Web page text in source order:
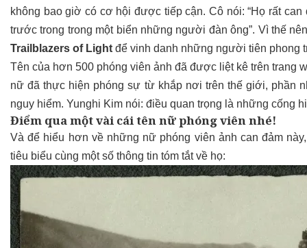
không bao giờ có cơ hội được tiếp cận. Cô nói: “Họ rất
trước trong trong một biển những người đàn ông”. Vì thế
Trailblazers of Light để vinh danh những người tiên phong
Tên của hơn 500 phóng viên ảnh đã được liệt kê trên trang
nữ đã thực hiện phóng sự từ khắp nơi trên thế giới, phần
nguy hiểm. Yunghi Kim nói: điều quan trọng là những cống
Điểm qua một vài cái tên nữ phóng viên nhé!
Và để hiểu hơn về những nữ phóng viên ảnh can đảm
tiêu biểu cùng một số thông tin tóm tắt về họ: